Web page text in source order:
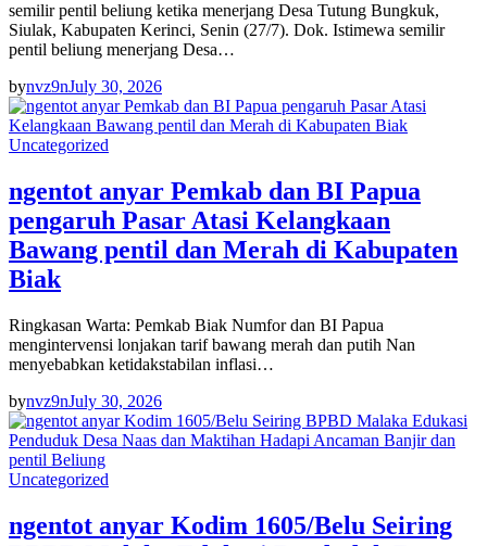
semilir pentil beliung ketika menerjang Desa Tutung Bungkuk,
Siulak, Kabupaten Kerinci, Senin (27/7). Dok. Istimewa semilir
pentil beliung menerjang Desa…
bynvz9nJuly 30, 2026
Uncategorized
ngentot anyar Pemkab dan BI Papua
pengaruh Pasar Atasi Kelangkaan
Bawang pentil dan Merah di Kabupaten
Biak
Ringkasan Warta: Pemkab Biak Numfor dan BI Papua
mengintervensi lonjakan tarif bawang merah dan putih Nan
menyebabkan ketidakstabilan inflasi…
bynvz9nJuly 30, 2026
Uncategorized
ngentot anyar Kodim 1605/Belu Seiring